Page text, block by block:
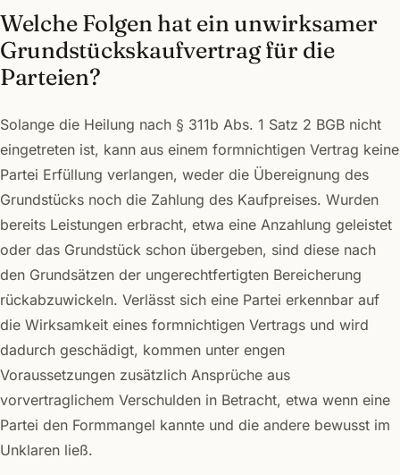
Welche Folgen hat ein unwirksamer
Grundstückskaufvertrag für die
Parteien?
Solange die Heilung nach § 311b Abs. 1 Satz 2 BGB nicht
eingetreten ist, kann aus einem formnichtigen Vertrag keine
Partei Erfüllung verlangen, weder die Übereignung des
Grundstücks noch die Zahlung des Kaufpreises. Wurden
bereits Leistungen erbracht, etwa eine Anzahlung geleistet
oder das Grundstück schon übergeben, sind diese nach
den Grundsätzen der ungerechtfertigten Bereicherung
rückabzuwickeln. Verlässt sich eine Partei erkennbar auf
die Wirksamkeit eines formnichtigen Vertrags und wird
dadurch geschädigt, kommen unter engen
Voraussetzungen zusätzlich Ansprüche aus
vorvertraglichem Verschulden in Betracht, etwa wenn eine
Partei den Formmangel kannte und die andere bewusst im
Unklaren ließ.